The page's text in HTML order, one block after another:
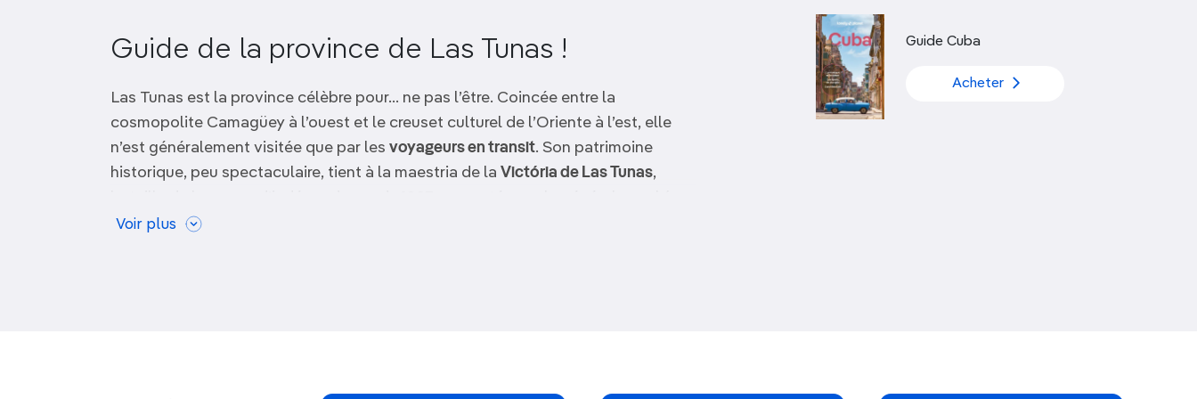
Découvrir nos articles
ANTARCTIQUE
TOP VILLES
Guide de la province de Las Tunas !
Las Tunas est la province célèbre pour… ne pas l’être. Coincée entre la
cosmopolite Camagüey à l’ouest et le creuset culturel de l’Oriente à l’est, elle
n’est généralement visitée que par les voyageurs en transit. Son patrimoine
historique, peu spectaculaire, tient à la maestria de la Victória de Las Tunas,
Calixto García.
Voir plus
Guide Cuba
Acheter